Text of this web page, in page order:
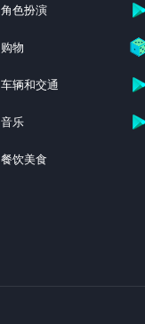
角色扮演
购物
车辆和交通
音乐
餐饮美食